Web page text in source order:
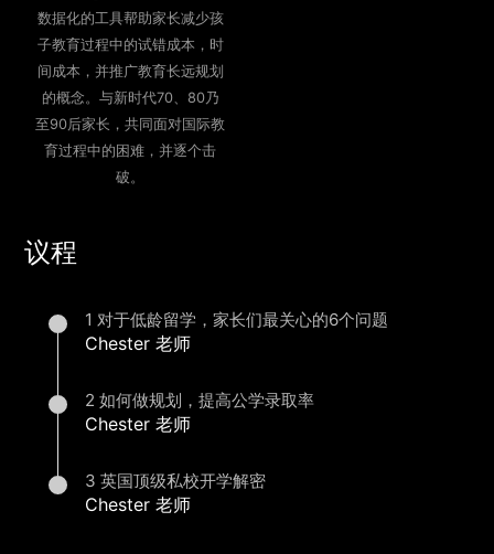
数据化的工具帮助家长减少孩
子教育过程中的试错成本，时
间成本，并推广教育长远规划
的概念。与新时代70、80乃
至90后家长，共同面对国际教
育过程中的困难，并逐个击
破。
议程
1 对于低龄留学，家长们最关心的6个问题
Chester 老师
2 如何做规划，提高公学录取率
Chester 老师
3 英国顶级私校开学解密
Chester 老师